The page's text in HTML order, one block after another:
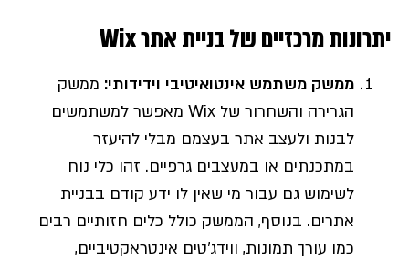
יתרונות מרכזיים של בניית אתר Wix
ממשק משתמש אינטואיטיבי וידידותי: ממשק
הגרירה והשחרור של Wix מאפשר למשתמשים
לבנות ולעצב אתר בעצמם מבלי להיעזר
במתכנתים או במעצבים גרפיים. זהו כלי נוח
לשימוש גם עבור מי שאין לו ידע קודם בבניית
אתרים. בנוסף, הממשק כולל כלים חזותיים רבים
כמו עורך תמונות, ווידג'טים אינטראקטיביים,